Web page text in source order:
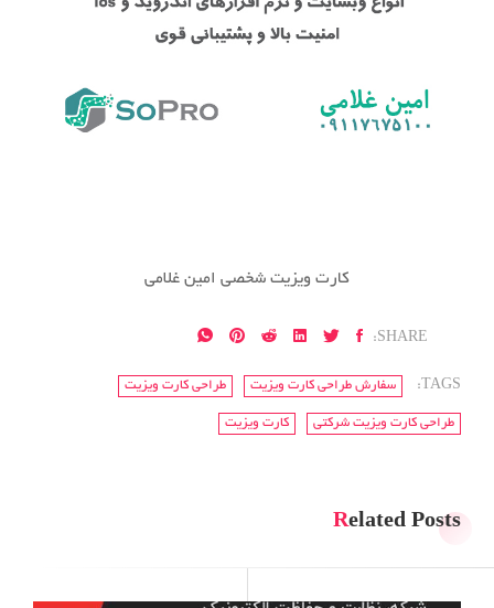
کارت ویزیت شخصی امین غلامی
SHARE:
TAGS: سفارش طراحی کارت ویزیت طراحی کارت ویزیت
طراحی کارت ویزیت شرکتی کارت ویزیت
Related Posts